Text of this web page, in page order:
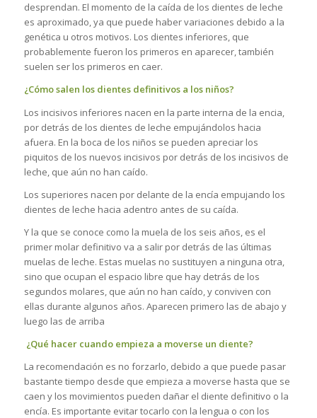
desprendan. El momento de la caída de los dientes de leche
es aproximado, ya que puede haber variaciones debido a la
genética u otros motivos. Los dientes inferiores, que
probablemente fueron los primeros en aparecer, también
suelen ser los primeros en caer.
¿Cómo salen los dientes definitivos a los niños?
Los incisivos inferiores nacen en la parte interna de la encia,
por detrás de los dientes de leche empujándolos hacia
afuera. En la boca de los niños se pueden apreciar los
piquitos de los nuevos incisivos por detrás de los incisivos de
leche, que aún no han caído.
Los superiores nacen por delante de la encía empujando los
dientes de leche hacia adentro antes de su caída.
Y la que se conoce como la muela de los seis años, es el
primer molar definitivo va a salir por detrás de las últimas
muelas de leche. Estas muelas no sustituyen a ninguna otra,
sino que ocupan el espacio libre que hay detrás de los
segundos molares, que aún no han caído, y conviven con
ellas durante algunos años. Aparecen primero las de abajo y
luego las de arriba
¿Qué hacer cuando empieza a moverse un diente?
La recomendación es no forzarlo, debido a que puede pasar
bastante tiempo desde que empieza a moverse hasta que se
caen y los movimientos pueden dañar el diente definitivo o la
encía. Es importante evitar tocarlo con la lengua o con los